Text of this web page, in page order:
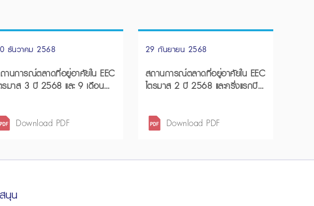
ธันวาคม 2568
านการณ์ตลาดที่อยู่อาศัยใน EEC
รมาส 3 ปี 2568 และ 9 เดือน
Download PDF
29 กันยายน 2568
สถานการณ์ตลาดที่อยู่อาศัยใน EEC
ไตรมาส 2 ปี 2568 และครึ่งแรกปี
Download PDF
นุน